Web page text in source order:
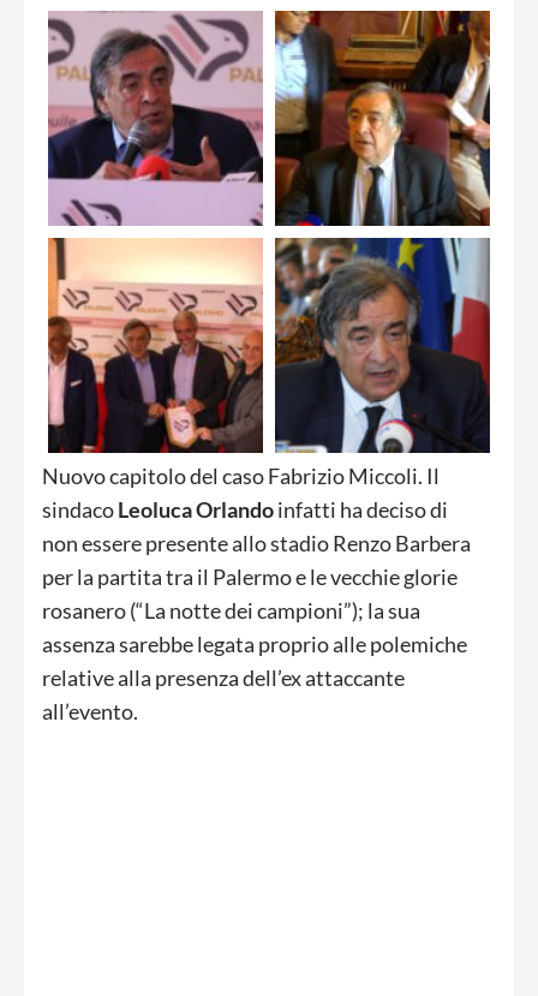
Nuovo capitolo del caso Fabrizio Miccoli. Il
sindacoLeoluca Orlandoinfatti ha deciso di
non essere presente allo stadio Renzo Barbera
per la partita tra il Palermo e le vecchie glorie
rosanero (“La notte dei campioni”); la sua
assenza sarebbe legata proprio alle polemiche
relative alla presenza dell’ex attaccante
all’evento.